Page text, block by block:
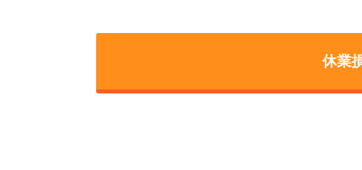
休業